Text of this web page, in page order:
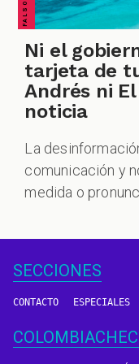
Ni el
tarjeta de
Andrés ni
noticia
La
comunicación y
medida o
SECCIONES
CONTACTO ESPECIALES